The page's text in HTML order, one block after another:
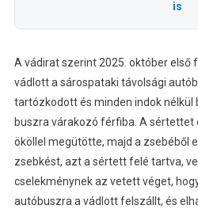
is
A vádirat szerint 2025. október első
vádlott a sárospataki távolsági
tartózkodott és minden indok nélkül
buszra várakozó férfiba. A sértettet
ököllel megütötte, majd a zsebéből
zsebkést, azt a sértett felé tartva,
cselekménynek az vetett véget,
autóbuszra a vádlott felszállt, és